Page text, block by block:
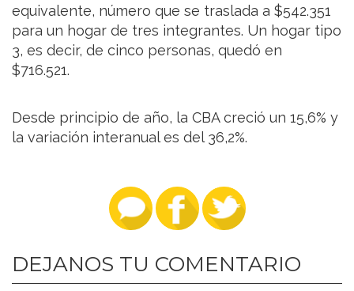
equivalente, número que se traslada a $542.351
para un hogar de tres integrantes. Un hogar tipo
3, es decir, de cinco personas, quedó en
$716.521.
Desde principio de año, la CBA creció un 15,6% y
la variación interanual es del 36,2%.
DEJANOS TU COMENTARIO